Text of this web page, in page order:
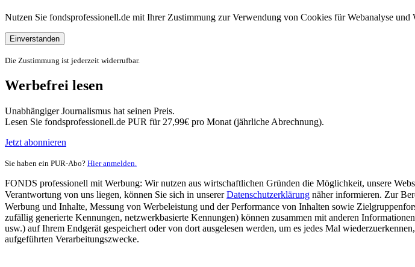
Nutzen Sie fondsprofessionell.de mit Ihrer Zustimmung zur Verwendung von Cookies für Webanalyse und
Einverstanden
Die Zustimmung ist jederzeit widerrufbar.
Werbefrei lesen
Unabhängiger Journalismus hat seinen Preis.
Lesen Sie fondsprofessionell.de PUR für 27,99€ pro Monat (jährliche Abrechnung).
Jetzt abonnieren
Sie haben ein PUR-Abo? Hier anmelden.
FONDS professionell mit Werbung: Wir nutzen aus wirtschaftlichen Gründen die Möglichkeit, unsere
Verantwortung von uns liegen, können Sie sich in unsererDatenschutzerklärung näher informieren. Zur
Werbung und Inhalte, Messung von Werbeleistung und der Performance von Inhalten sowie
zufällig generierte Kennungen, netzwerkbasierte Kennungen) können zusammen mit anderen
usw.) auf Ihrem Endgerät gespeichert oder von dort ausgelesen werden, um es jedes Mal
aufgeführten Verarbeitungszwecke.